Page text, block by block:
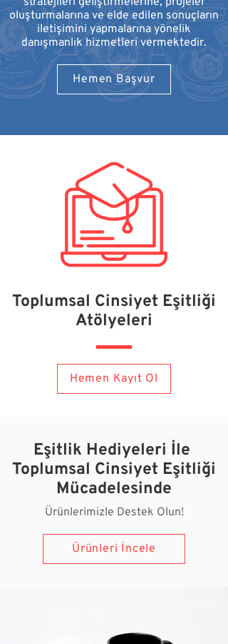
oluşturmalarına veelde edilen sonuçların
iletişimini yapmalarına yönelik
danışmanlık hizmetleri vermektedir.
Hemen Başvur
Toplumsal Cinsiyet Eşitliği
Atölyeleri
Hemen Kayıt Ol
Eşitlik Hediyeleri İle ​
Toplumsal Cinsiyet Eşitliği
Mücadelesinde
Ürünlerimizle Destek Olun!
Ürünleri İncele